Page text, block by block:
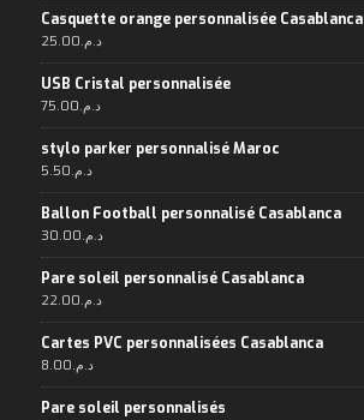
Casquette orange personnalisée Casablanca
د.م.25.00
USB Cristal personnalisée
د.م.75.00
stylo parker personnalisé Maroc
د.م.5.50
Ballon Football personnalisé Casablanca
د.م.30.00
Pare soleil personnalisé Casablanca
د.م.22.00
Cartes PVC personnalisées Casablanca
د.م.8.00
Pare soleil personnalisés